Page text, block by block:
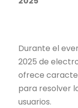
Durante el
2025 de
ofrece
para resolver
usuarios.